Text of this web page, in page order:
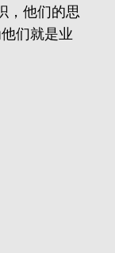
，他们的思
们就是业